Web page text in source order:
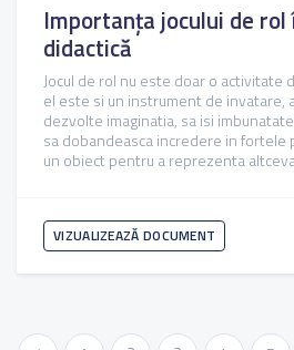
Importanța jocului de
didactică
Jocul de rol nu este doar o activitate
el este si un instrument de invatare,
dezvolte imaginatia, sa isi
sa dobandeasca incredere in fortele
un obiect pentru a reprezenta
VIZUALIZEAZĂ DOCUMENT